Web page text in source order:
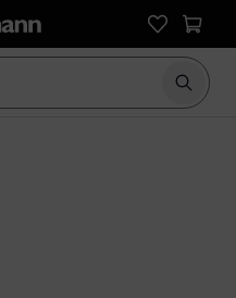
Start